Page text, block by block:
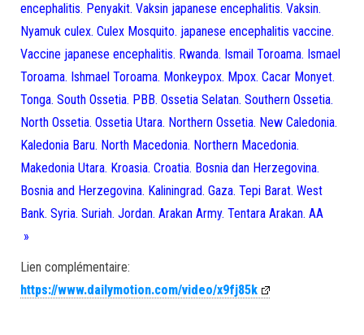
encephalitis. Penyakit. Vaksin japanese encephalitis. Vaksin.
Nyamuk culex. Culex Mosquito. japanese encephalitis vaccine.
Vaccine japanese encephalitis. Rwanda. Ismail Toroama. Ismael
Toroama. Ishmael Toroama. Monkeypox. Mpox. Cacar Monyet.
Tonga. South Ossetia. PBB. Ossetia Selatan. Southern Ossetia.
North Ossetia. Ossetia Utara. Northern Ossetia. New Caledonia.
Kaledonia Baru. North Macedonia. Northern Macedonia.
Makedonia Utara. Kroasia. Croatia. Bosnia dan Herzegovina.
Bosnia and Herzegovina. Kaliningrad. Gaza. Tepi Barat. West
Bank. Syria. Suriah. Jordan. Arakan Army. Tentara Arakan. AA
»
Lien complémentaire:
https://www.dailymotion.com/video/x9fj85k